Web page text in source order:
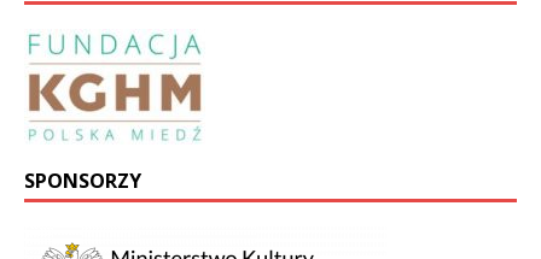
SPONSORZY